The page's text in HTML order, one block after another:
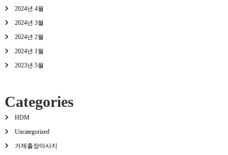
2024년 4월
2024년 3월
2024년 2월
2024년 1월
2023년 5월
Categories
HDM
Uncategorized
거제출장마사지